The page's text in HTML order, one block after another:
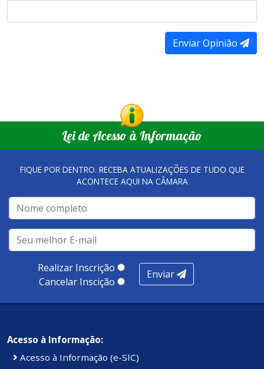
Enviar Opinião
Lei de Acesso à Informação
FIQUE POR DENTRO. RECEBA ATUALIZAÇÕES DE TUDO QUE
ACONTECE AQUI NA CÂMARA
Realizar Inscrição
Cancelar Inscição
Enviar
Acesso à Informação:
Acesso à Informação (e-SIC)